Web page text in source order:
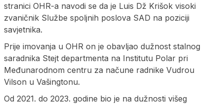
stranici OHR-a navodi se da je Luis Dž Krišok visoki
zvaničnik Službe spoljnih poslova SAD na poziciji
savjetnika.
Prije imovanja u OHR on je obavljao dužnost stalnog
saradnika Stejt departmenta na Institutu Polar pri
Međunarodnom centru za načune radnike Vudrou
Vilson u Vašingtonu.
Od 2021. do 2023. godine bio je na dužnosti višeg